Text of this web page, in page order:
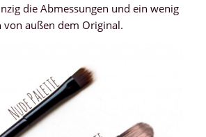
die Abmessungen und ein wenig
von außen dem Original.